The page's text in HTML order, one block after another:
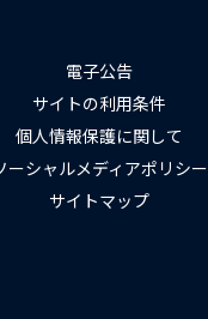
電子公告
サイトの利用条件
個人情報保護に関して
ーシャルメディアポリシー
サイトマップ